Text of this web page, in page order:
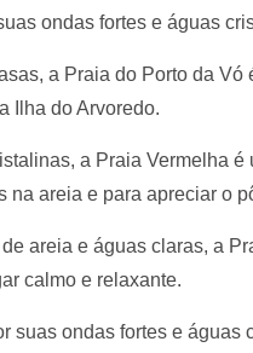
ondas fortes e águas
a Praia do Porto da
Ilha do Arvoredo.
a Praia Vermelha
na areia e para apreciar o
areia e águas claras, a
calmo e relaxante.
suas ondas fortes e águas